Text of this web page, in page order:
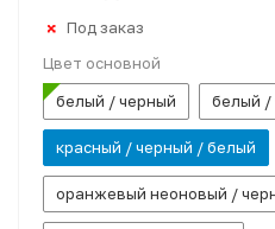
Под заказ
Цвет основной
белый / черный
белый /
красный / черный / белый
оранжевый неоновый /